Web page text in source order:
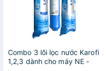
Combo 3 lõi lọc nước Karofi
1,2,3 dành cho máy NE -